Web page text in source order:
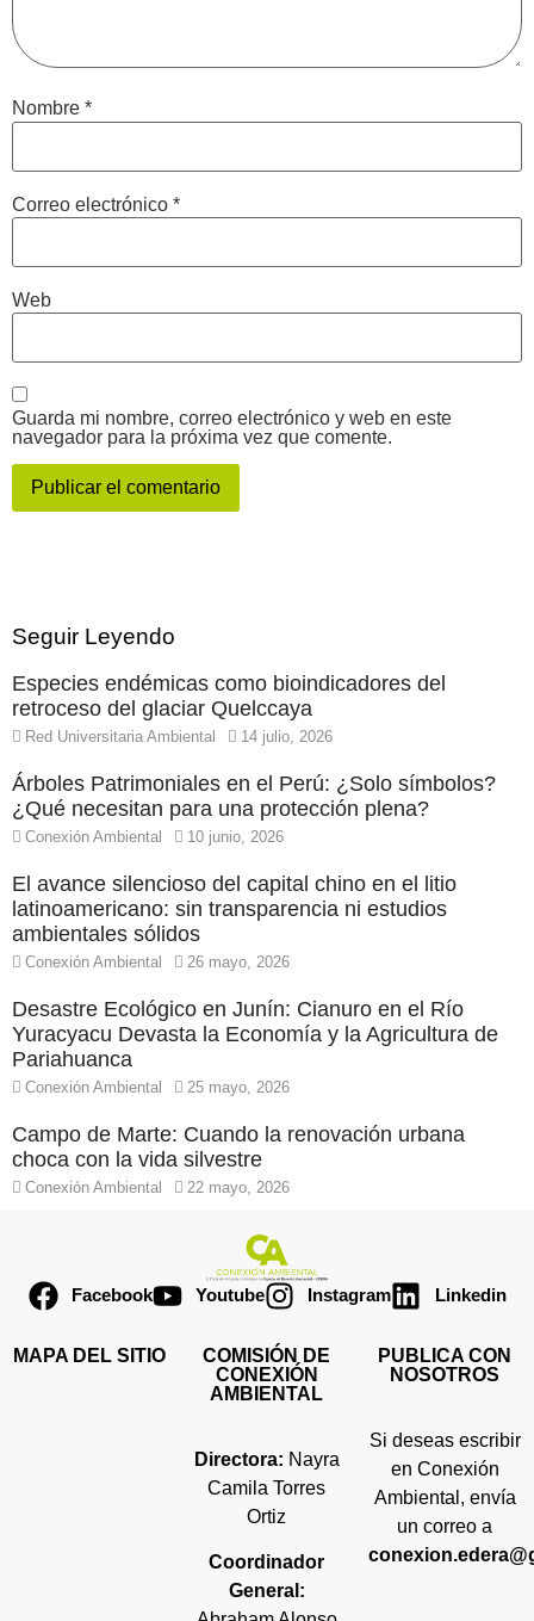
Nombre *
Correo electrónico *
Web
Guarda mi nombre, correo electrónico y web en este
navegador para la próxima vez que comente.
Seguir Leyendo
Especies endémicas como bioindicadores del
retroceso del glaciar Quelccaya
Red Universitaria Ambiental 14 julio, 2026
Árboles Patrimoniales en el Perú: ¿Solo símbolos?
¿Qué necesitan para una protección plena?
Conexión Ambiental 10 junio, 2026
El avance silencioso del capital chino en el litio
latinoamericano: sin transparencia ni estudios
ambientales sólidos
Conexión Ambiental 26 mayo, 2026
Desastre Ecológico en Junín: Cianuro en el Río
Yuracyacu Devasta la Economía y la Agricultura de
Pariahuanca
Conexión Ambiental 25 mayo, 2026
Campo de Marte: Cuando la renovación urbana
choca con la vida silvestre
Conexión Ambiental 22 mayo, 2026
Facebook Youtube Instagram Linkedin
MAPA DEL SITIO
COMISIÓN DE
CONEXIÓN
AMBIENTAL
Directora: Nayra
Camila Torres
Ortiz
Coordinador
General:
PUBLICA CON
NOSOTROS
Si deseas escribir
en Conexión
Ambiental, envía
un correo a